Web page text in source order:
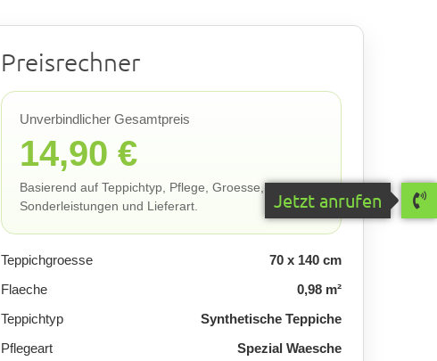
Preisrechner
Unverbindlicher Gesamtpreis
14,90 €
Basierend auf Teppichtyp, Pflege, Groesse,
Sonderleistungen und Lieferart.
Teppichgroesse
70 x 140 cm
Flaeche
0,98 m²
Teppichtyp
Synthetische Teppiche
Pflegeart
Spezial Waesche
Jetzt anrufen